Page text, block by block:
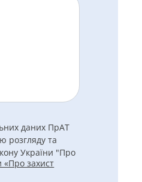
даних ПрАТ
розгляду та
України "Про
«Про захист